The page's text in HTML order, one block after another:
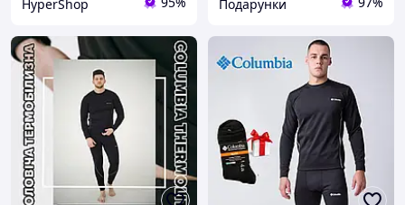
HyperShop Подарунки